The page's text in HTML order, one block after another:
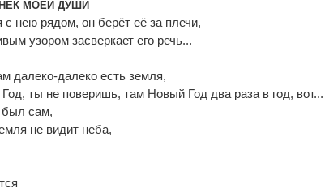
МОЕЙ ДУШИ
с нею рядом, он берёт её за плечи,
узором засверкает его речь...
далеко-далеко есть земля,
ты не поверишь, там Новый Год два раза в год, вот...
был сам,
не видит неба,